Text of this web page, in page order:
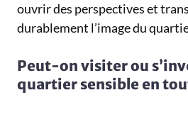
ouvrir des perspectives et
durablement l’image du
Peut-on visiter ou
quartier sensible en